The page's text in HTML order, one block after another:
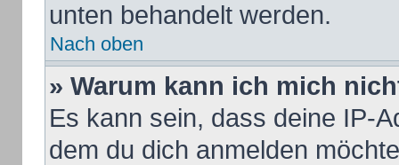
unten behandelt werden.
Nach oben
» Warum kann ich mich
Es kann sein, dass deine IP-
dem du dich anmelden